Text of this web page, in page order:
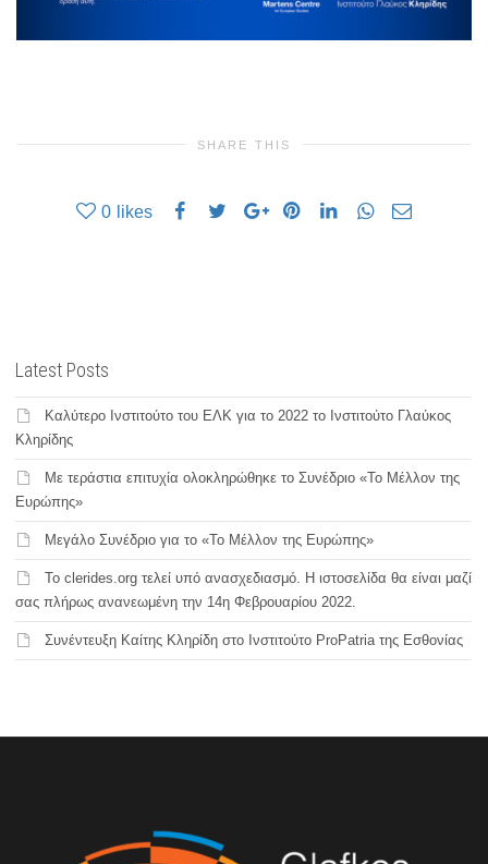
SHARE THIS
0 likes
Latest Posts
Καλύτερο Ινστιτούτο του ΕΛΚ για το 2022 το Ινστιτούτο Γλαύκος
Κληρίδης
Με τεράστια επιτυχία ολοκληρώθηκε το Συνέδριο «Το Μέλλον της
Ευρώπης»
Μεγάλο Συνέδριο για το «Το Μέλλον της Ευρώπης»
Το clerides.org τελεί υπό ανασχεδιασμό. Η ιστοσελίδα θα είναι μαζί
σας πλήρως ανανεωμένη την 14η Φεβρουαρίου 2022.
Συνέντευξη Καίτης Κληρίδη στο Ινστιτούτο ProPatria της Εσθονίας